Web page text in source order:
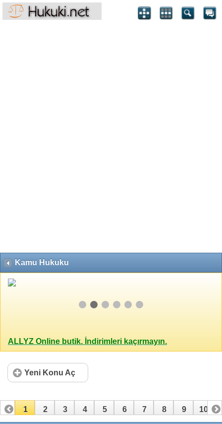
Kamu Hukuku
ALLYZ Online butik. İndirimleri kaçırmayın.
Yeni Konu Aç
1 2 3 4 5 6 7 8 9 10